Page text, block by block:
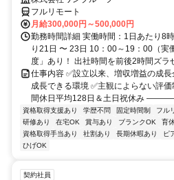
フルリモート
月給300,000円～500,000円
勤務時間詳細 実働時間：1日あたり8
り21日 〜 23日 10：00～19：00（実
度」あり！ 出社時間を前後2時間ズラ
仕事内容 ✅設立以来、増収増益の成
成長できる環境 ✅主観によらない評
間休日平均128日＆土日祝休
資格取得支援あり 学歴不問 固定時間制 フル
研修あり
在宅OK 賞与あり ブランクOK 育
資格取得手当あり
社割あり 長期休暇あり ピ
ひげOK
契約社員